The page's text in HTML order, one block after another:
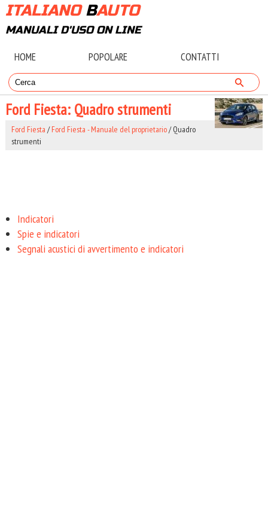
ITALIANOBAUTO
MANUALI D'USO ON LINE
HOME POPOLARE CONTATTI
Ford Fiesta: Quadro strumenti
Ford Fiesta /Ford Fiesta - Manuale del proprietario/ Quadro
strumenti
Indicatori
Spie e indicatori
Segnali acustici di avvertimento e indicatori